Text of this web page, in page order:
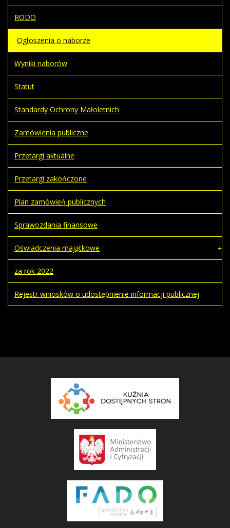
RODO
Ogłoszenia o naborze
Wyniki naborów
Statut
Standardy Ochrony Małoletnich
Zamówienia publiczne
Przetargi aktualne
Przetargi zakończone
Plan zamówień publicznych
Sprawozdania finansowe
Oświadczenia majątkowe
za rok 2022
Rejestr wniosków o udostępnienie informacji publicznej